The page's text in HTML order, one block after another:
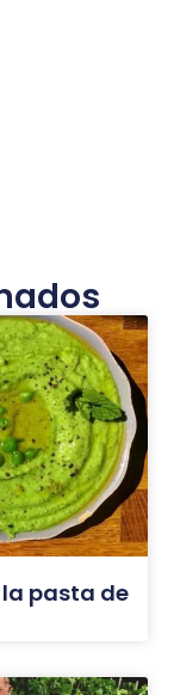
pasta de